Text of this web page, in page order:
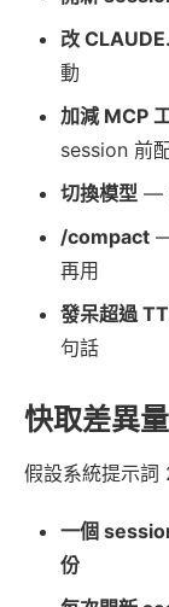
改
動
加減 MCP
session 前
切換模型 —
/compact
再用
發呆超過
句話
快取差異
假設系統提示詞
一個
份